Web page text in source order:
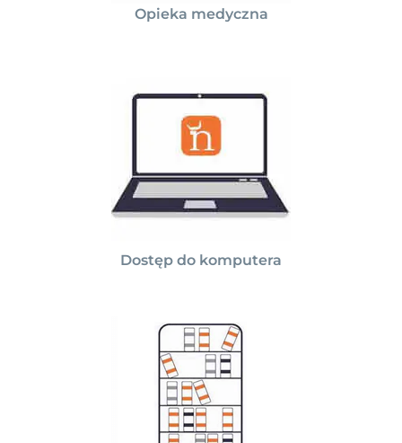
Opieka medyczna
Dostęp do komputera